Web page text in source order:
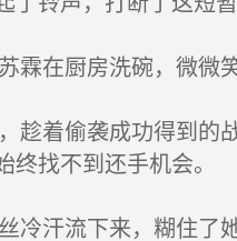
霖在厨房洗碗，微微
趁着偷袭成功得到的
找不到还手机会。
汗流下来，糊住了